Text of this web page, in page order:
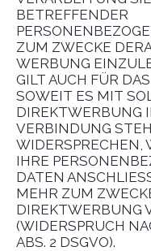
BETREFFENDER
ZUM ZWECKE
WERBUNG
GILT AUCH FÜR
SOWEIT ES MIT
DIREKTWERBUNG
VERBINDUNG
WIDERSPRECHEN,
IHRE
DATEN
MEHR ZUM
DIREKTWERBUNG
(WIDERSPRUCH
ABS. 2 DSGVO).